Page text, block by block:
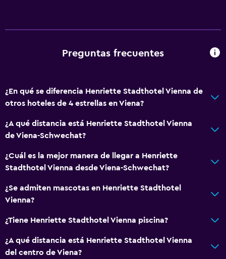
Recepción 24 horas
Mascotas permitidas bajo consulta (pueden aplicar cargos
Ascensor
Hipoalergénico
Almohada hipoalergénica
Para no fumadores
Almohada sin plumas
Áreas designadas para fumadores
Preguntas frecuentes
¿En qué se diferencia Henriette Stadthotel Vienna de
otros hoteles de 4 estrellas en Viena?
¿A qué distancia está Henriette Stadthotel Vienna
de Viena-Schwechat?
¿Cuál es la mejor manera de llegar a Henriette
Stadthotel Vienna desde Viena-Schwechat?
¿Se admiten mascotas en Henriette Stadthotel
Vienna?
¿Tiene Henriette Stadthotel Vienna piscina?
¿A qué distancia está Henriette Stadthotel Vienna
del centro de Viena?